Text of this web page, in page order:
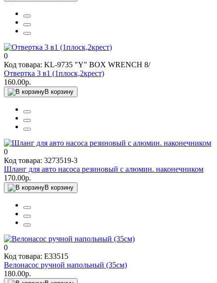
0
Код товара: KL-9735 "Y" BOX WRENCH 8/
Отвертка 3 в1 (1плоск,2крест)
160.00р.
В корзину
0
Код товара: 3273519-3
Шланг для авто насоса резиновый с алюмин. наконечником
170.00р.
В корзину
0
Код товара: E33515
Велонасос ручной напольный (35см)
180.00р.